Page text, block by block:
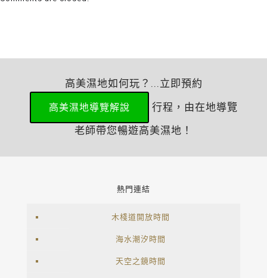
高美濕地如何玩？...立即預約
高美濕地導覽解說
行程，由在地導覽
老師帶您暢遊高美濕地！
熱門連結
木棧道開放時間
海水潮汐時間
天空之鏡時間